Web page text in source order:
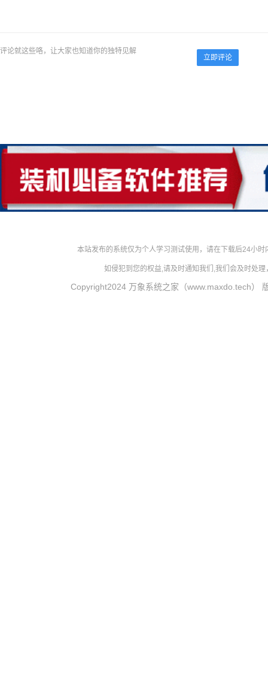
评论就这些咯，让大家也知道你的独特见解
立即评论
本站发布的系统仅为个人学习测试使用，请在下载后24小
如侵犯到您的权益,请及时通知我们,我们会及时处
Copyright2024 万象系统之家（www.maxdo.tech）